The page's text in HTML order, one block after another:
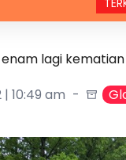
Kematian
lagi
10:49 am